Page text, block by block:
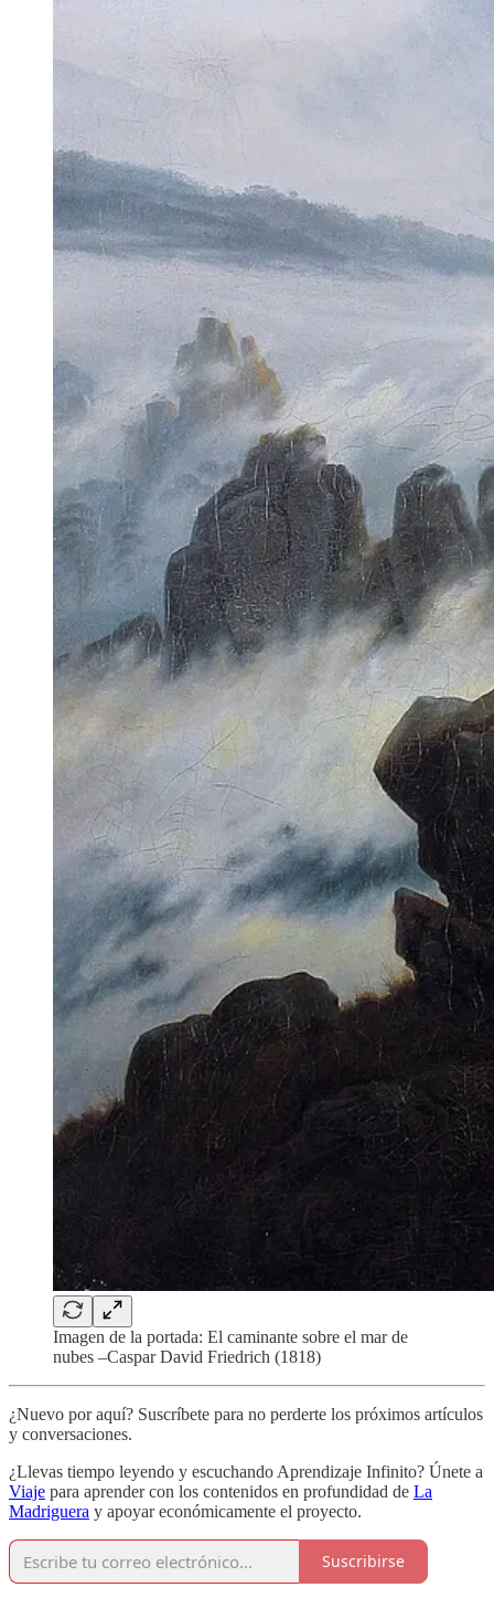
Imagen de la portada: El caminante sobre el mar de
nubes –Caspar David Friedrich (1818)
¿Nuevo por aquí? Suscríbete para no perderte los próximos artículos
y conversaciones.
¿Llevas tiempo leyendo y escuchando Aprendizaje Infinito? Únete a
Viaje para aprender con los contenidos en profundidad de La
Madriguera y apoyar económicamente el proyecto.
Suscribirse